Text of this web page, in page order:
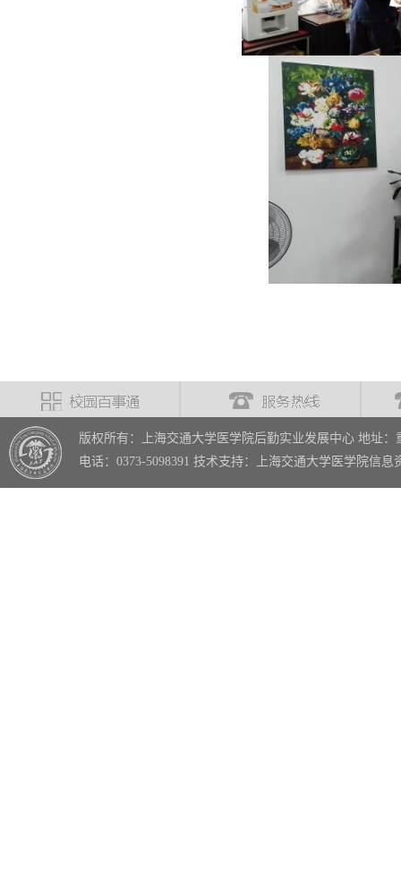
版权所有：上海交通大学医学院后勤实业发展中心 地址：
电话：0373-5098391 技术支持：上海交通大学医学院信息